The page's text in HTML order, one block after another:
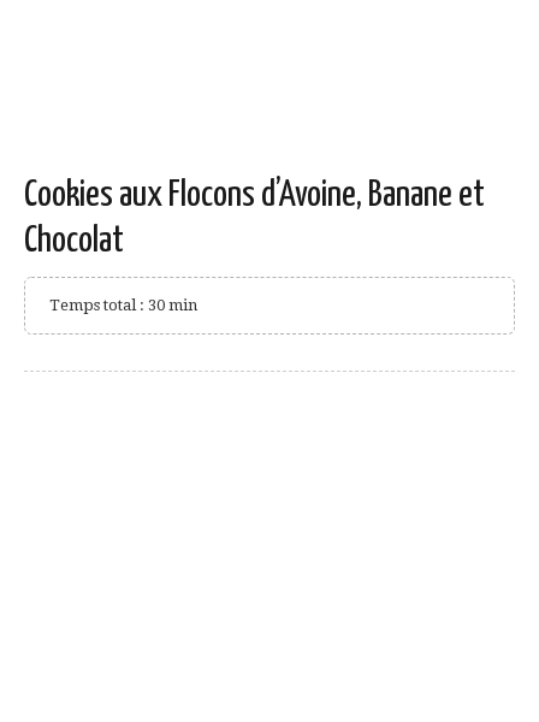
Cookies aux Flocons d’Avoine, Banane et
Chocolat
Temps total : 30 min